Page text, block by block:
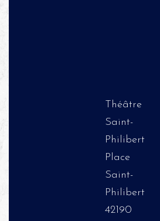
Théâtre
Saint-
Philibert
Place
Saint-
Philibert
42190